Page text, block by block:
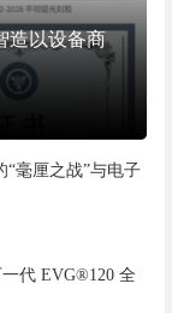
造以设备商
“毫厘之战”与电子
代 EVG®120 全